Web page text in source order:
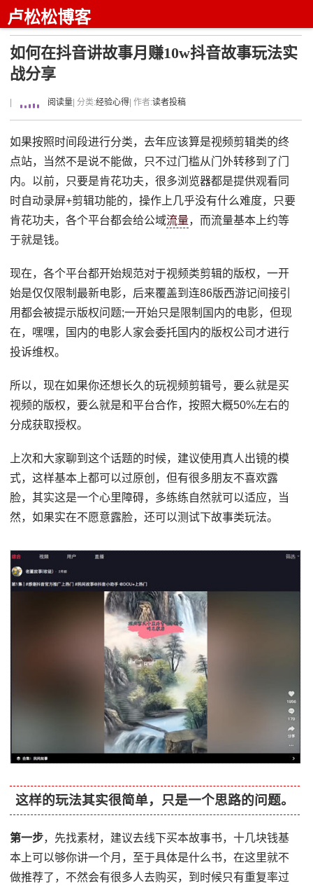
卢松松博客
如何在抖音讲故事月赚10w抖音故事玩法实
战分享
阅读量 | 分类:经验心得 | 作者:读者投稿
如果按照时间段进行分类，去年应该算是视频剪辑类的终
点站，当然不是说不能做，只不过门槛从门外转移到了门
内。以前，只要是肯花功夫，很多浏览器都是提供观看同
时自动录屏+剪辑功能的，操作上几乎没有什么难度，只要
肯花功夫，各个平台都会给公域流量，而流量基本上约等
于就是钱。
现在，各个平台都开始规范对于视频类剪辑的版权，一开
始是仅仅限制最新电影，后来覆盖到连86版西游记间接引
用都会被提示版权问题;一开始只是限制国内的电影，但现
在，嘿嘿，国内的电影人家会委托国内的版权公司才进行
投诉维权。
所以，现在如果你还想长久的玩视频剪辑号，要么就是买
视频的版权，要么就是和平台合作，按照大概50%左右的
分成获取授权。
上次和大家聊到这个话题的时候，建议使用真人出镜的模
式，这样基本上都可以过原创，但有很多朋友不喜欢露
脸，其实这是一个心里障碍，多练练自然就可以适应，当
然，如果实在不愿意露脸，还可以测试下故事类玩法。
这样的玩法其实很简单，只是一个思路的问题。
第一步，先找素材，建议去线下买本故事书，十几块钱基
本上可以够你讲一个月，至于具体是什么书，在这里就不
做推荐了，不然会有很多人去购买，到时候只有重复率过